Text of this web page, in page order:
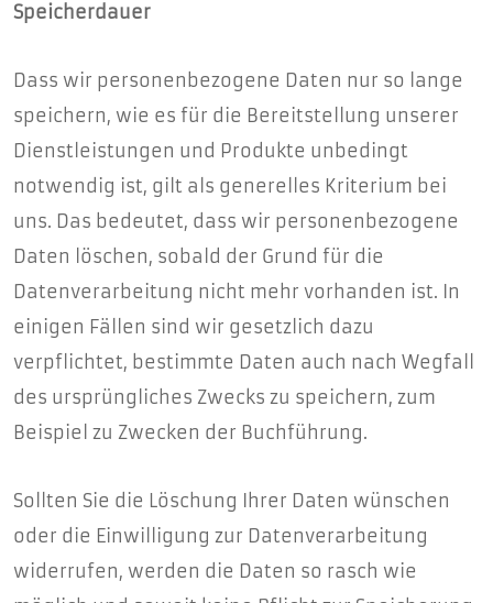
Speicherdauer
Dass wir personenbezogene Daten nur so lange
speichern, wie es für die Bereitstellung unserer
Dienstleistungen und Produkte unbedingt
notwendig ist, gilt als generelles Kriterium bei
uns. Das bedeutet, dass wir personenbezogene
Daten löschen, sobald der Grund für die
Datenverarbeitung nicht mehr vorhanden ist. In
einigen Fällen sind wir gesetzlich dazu
verpflichtet, bestimmte Daten auch nach Wegfall
des ursprüngliches Zwecks zu speichern, zum
Beispiel zu Zwecken der Buchführung.
Sollten Sie die Löschung Ihrer Daten wünschen
oder die Einwilligung zur Datenverarbeitung
widerrufen, werden die Daten so rasch wie